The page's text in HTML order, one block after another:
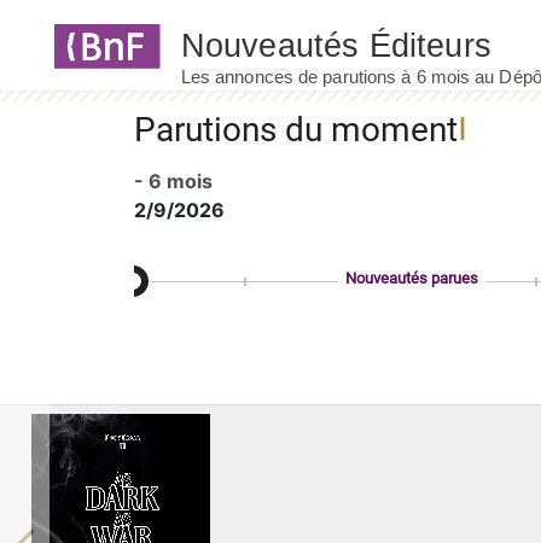
Parutions du moment
- 6 mois
2/9/2026
Nouveautés parues